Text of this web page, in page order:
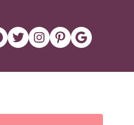
Twitter Instagram Pinterest Google